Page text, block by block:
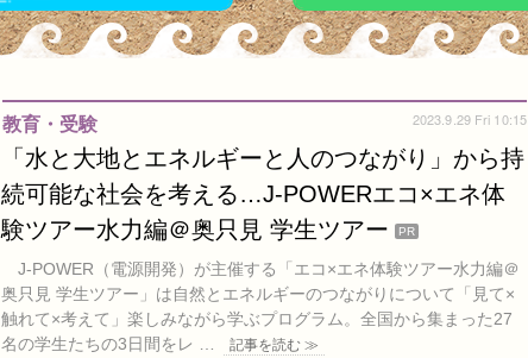
教育・受験 2023.9.29 Fri 10:15
「水と大地とエネルギーと人のつながり」から持
続可能な社会を考える…J-POWERエコ×エネ体
験ツアー水力編＠奥只見 学生ツアー
PR
J-POWER（電源開発）が主催する「エコ×エネ体験ツアー水力編＠
奥只見 学生ツアー」は自然とエネルギーのつながりについて「見て×
触れて×考えて」楽しみながら学ぶプログラム。全国から集まった27
名の学生たちの3日間をレ …
記事を読む ≫